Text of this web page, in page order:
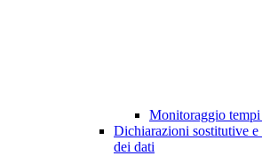
Monitoraggio
Dichiarazioni sostitutive
dei dati